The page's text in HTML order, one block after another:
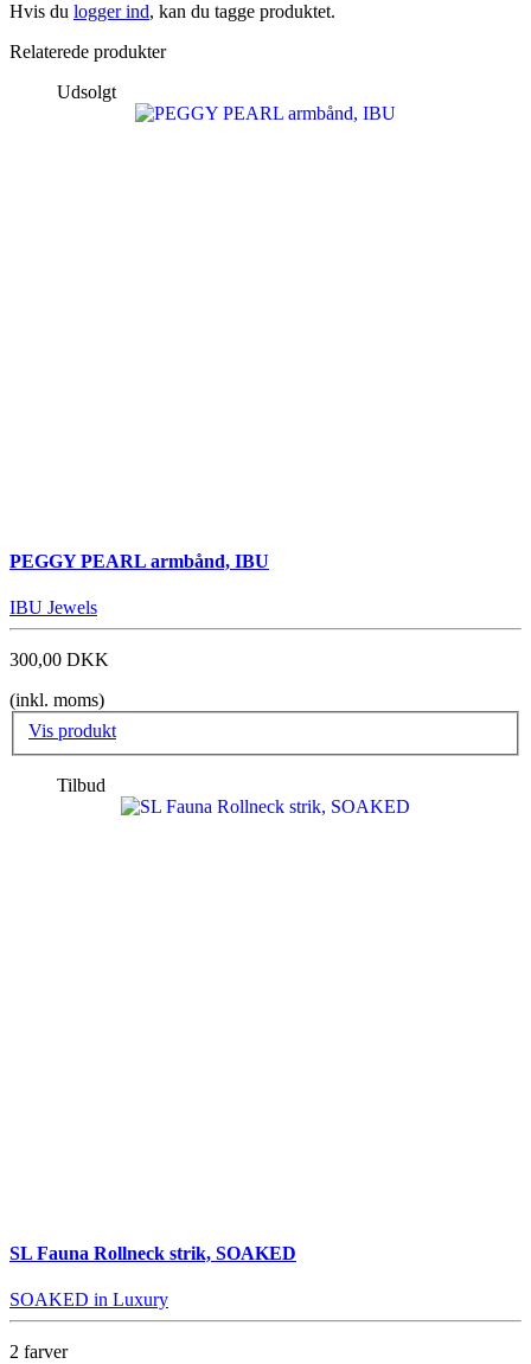
Hvis du logger ind, kan du tagge produktet.
Relaterede produkter
Udsolgt
PEGGY PEARL armbånd, IBU
IBU Jewels
300,00 DKK
(inkl. moms)
Vis produkt
Tilbud
SL Fauna Rollneck strik, SOAKED
SOAKED in Luxury
2 farver